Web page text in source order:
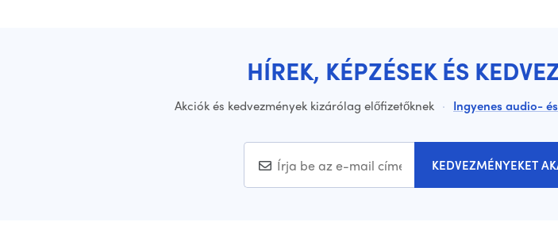
HÍREK, KÉPZÉSEK ÉS
Akciók és kedvezmények kizárólag előfizetőknek · Ingyenes audio-
KEDVEZMÉNYEKET